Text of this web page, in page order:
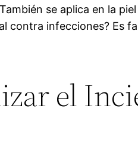
se aplica en la
contra infecciones? Es
el